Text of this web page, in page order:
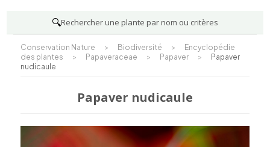
🔍Rechercher une plante par nom ou critères
Conservation Nature > Biodiversité >
Encyclopédie
des plantes
> Papaveraceae > Papaver >
Papaver
nudicaule
Papaver nudicaule